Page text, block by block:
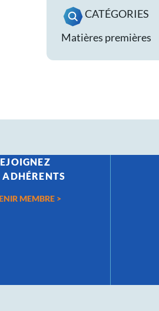
CATÉGORIES
Matières premières
ADHÉRENTS
MEMBRE >